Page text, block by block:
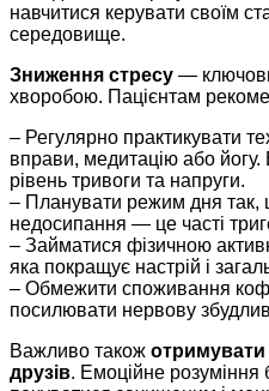
навчитися керувати своїм
середовище.
Зниження стресу —
хворобою. Пацієнтам
– Регулярно практикувати
вправи, медитацію або
рівень тривоги та напруги.
– Планувати режим дня так,
недосипання — це часті
– Займатися фізичною
яка покращує настрій і
– Обмежити споживання
посилювати нервову
Важливо також отримувати
друзів. Емоційне розуміння